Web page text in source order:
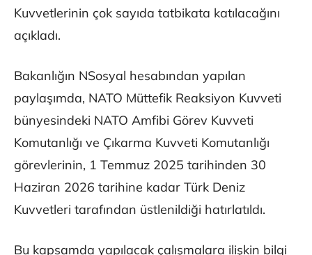
Kuvvetlerinin çok sayıda tatbikata katılacağını
açıkladı.
Bakanlığın NSosyal hesabından yapılan
paylaşımda, NATO Müttefik Reaksiyon Kuvveti
bünyesindeki NATO Amfibi Görev Kuvveti
Komutanlığı ve Çıkarma Kuvveti Komutanlığı
görevlerinin, 1 Temmuz 2025 tarihinden 30
Haziran 2026 tarihine kadar Türk Deniz
Kuvvetleri tarafından üstlenildiği hatırlatıldı.
Bu kapsamda yapılacak çalışmalara ilişkin bilgi